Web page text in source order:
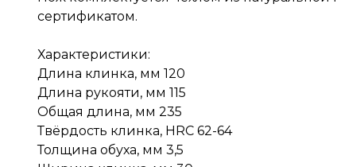
сертификатом.
Характеристики:
Длина клинка, мм 120
Длина рукояти, мм 115
Общая длина, мм 235
Твёрдость клинка, HRC 62-64
Толщина обуха, мм 3,5